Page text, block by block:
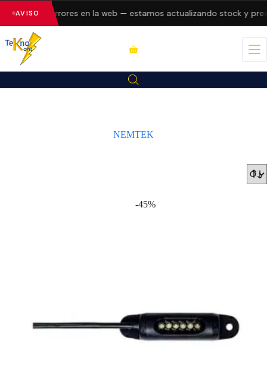
AVISO errores en la web — estamos actualizando stock y
NEMTEK
-45%